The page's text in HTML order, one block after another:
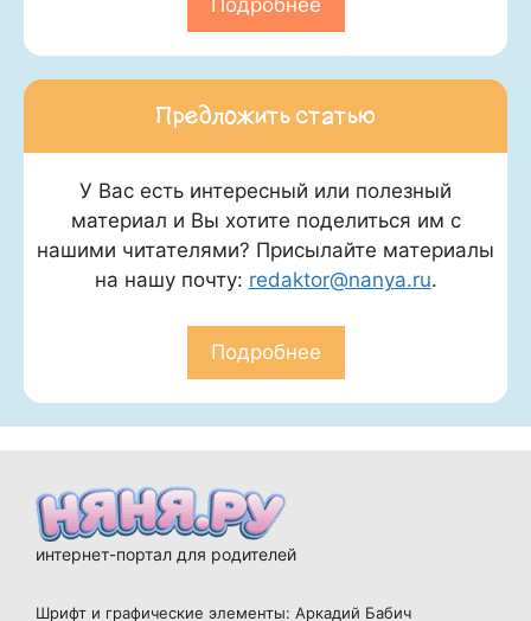
Подробнее
Предложить статью
У Вас есть интересный или полезный
материал и Вы хотите поделиться им с
нашими читателями? Присылайте материалы
на нашу почту: redaktor@nanya.ru.
Подробнее
интернет-портал для родителей
Шрифт и графические элементы: Аркадий Бабич